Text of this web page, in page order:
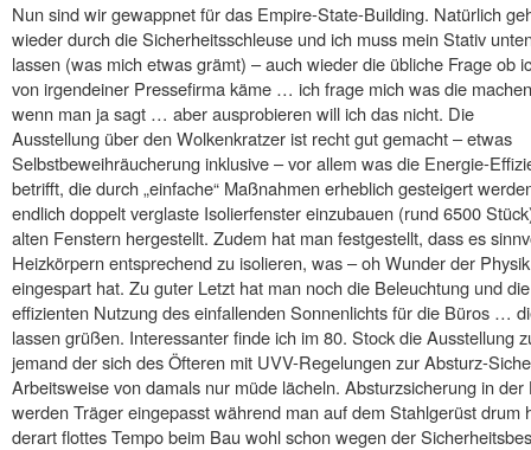
Nun sind wir gewappnet für das Empire-State-Building. Natürlich
wieder durch die Sicherheitsschleuse und ich muss mein Stativ
lassen (was mich etwas grämt) – auch wieder die übliche Frage ob
von irgendeiner Pressefirma käme … ich frage mich was die
wenn man ja sagt … aber ausprobieren will ich das nicht. Die
Ausstellung über den Wolkenkratzer ist recht gut gemacht – etwas
Selbstbeweihräucherung inklusive – vor allem was die Energie-
betrifft, die durch „einfache“ Maßnahmen erheblich gesteigert
endlich doppelt verglaste Isolierfenster einzubauen (rund 6500
alten Fenstern hergestellt. Zudem hat man festgestellt, dass es
Heizkörpern entsprechend zu isolieren, was – oh Wunder der
eingespart hat. Zu guter Letzt hat man noch die Beleuchtung und
effizienten Nutzung des einfallenden Sonnenlichts für die Büros …
lassen grüßen. Interessanter finde ich im 80. Stock die Ausstellung
jemand der sich des Öfteren mit UVV-Regelungen zur Absturz-
Arbeitsweise von damals nur müde lächeln. Absturzsicherung in
werden Träger eingepasst während man auf dem Stahlgerüst
derart flottes Tempo beim Bau wohl schon wegen der